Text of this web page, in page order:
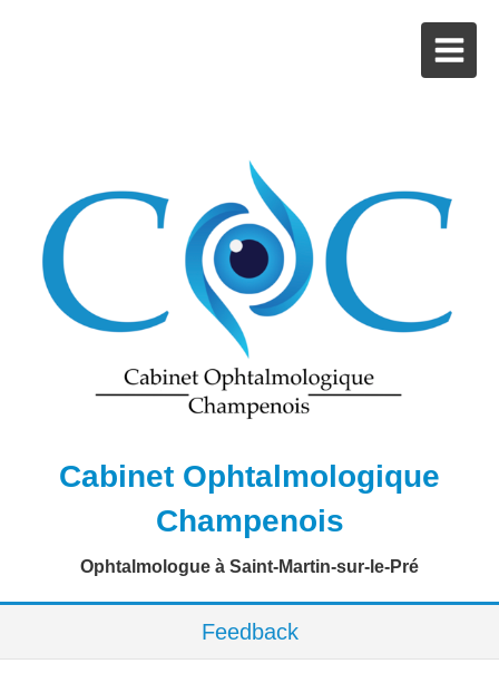
Cabinet Ophtalmologique
Champenois
Ophtalmologue à Saint-Martin-sur-le-Pré
Feedback